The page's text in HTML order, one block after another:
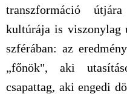
transzformáció
kultúrája is viszonylag
szférában: az
„főnök", aki
csapattag, aki engedi